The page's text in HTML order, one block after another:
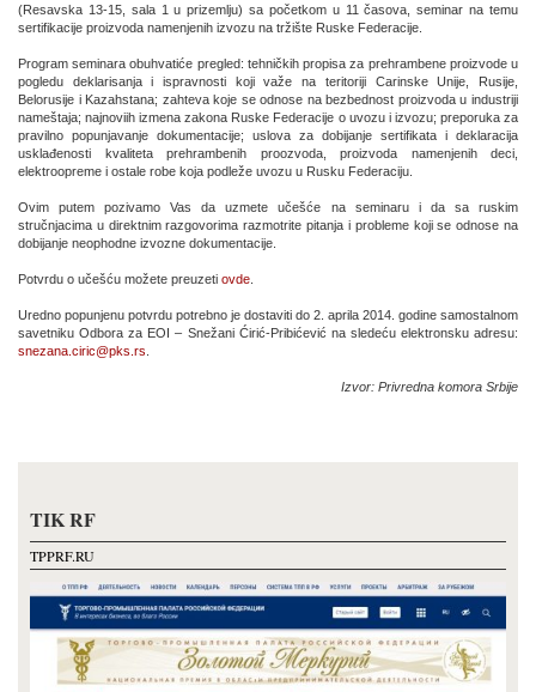
(Resavska 13-15, sala 1 u prizemlju) sa početkom u 11 časova, seminar na temu
sertifikacije proizvoda namenjenih izvozu na tržište Ruske Federacije.
Program seminara obuhvatiće pregled: tehničkih propisa za prehrambene proizvode u
pogledu deklarisanja i ispravnosti koji važe na teritoriji Carinske Unije, Rusije,
Belorusije i Kazahstana; zahteva koje se odnose na bezbednost proizvoda u industriji
nameštaja; najnoviih izmena zakona Ruske Federacije o uvozu i izvozu; preporuka za
pravilno popunjavanje dokumentacije; uslova za dobijanje sertifikata i deklaracija
usklađenosti kvaliteta prehrambenih proozvoda, proizvoda namenjenih deci,
elektroopreme i ostale robe koja podleže uvozu u Rusku Federaciju.
Ovim putem pozivamo Vas da uzmete učešće na seminaru i da sa ruskim
stručnjacima u direktnim razgovorima razmotrite pitanja i probleme koji se odnose na
dobijanje neophodne izvozne dokumentacije.
Potvrdu o učešću možete preuzeti ovde
Uredno popunjenu potvrdu potrebno je dostaviti do 2. aprila 2014. godine samostalnom
savetniku Odbora za EOI – Snežani Ćirić-Pribićević na sledeću elektronsku adresu:
snezana.ciric@pks.rs
Izvor: Privredna komora Srbije
TIK RF
TPPRF.RU